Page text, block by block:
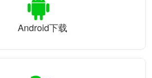
Android下载